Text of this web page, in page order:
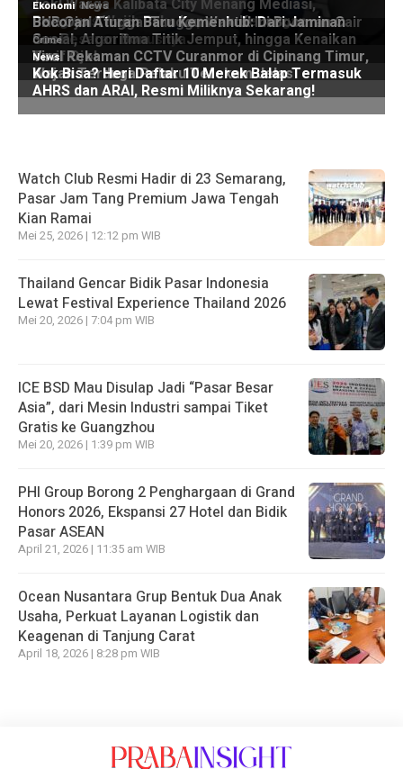
Watch Club Resmi Hadir di 23 Semarang,
Pasar Jam Tang Premium Jawa Tengah
Kian Ramai
Mei 25, 2026 | 12:12 pm WIB
Thailand Gencar Bidik Pasar Indonesia
Lewat Festival Experience Thailand 2026
Mei 20, 2026 | 7:04 pm WIB
ICE BSD Mau Disulap Jadi “Pasar Besar
Asia”, dari Mesin Industri sampai Tiket
Gratis ke Guangzhou
Mei 20, 2026 | 1:39 pm WIB
PHI Group Borong 2 Penghargaan di Grand
Honors 2026, Ekspansi 27 Hotel dan Bidik
Pasar ASEAN
April 21, 2026 | 11:35 am WIB
Ocean Nusantara Grup Bentuk Dua Anak
Usaha, Perkuat Layanan Logistik dan
Keagenan di Tanjung Carat
April 18, 2026 | 8:28 pm WIB